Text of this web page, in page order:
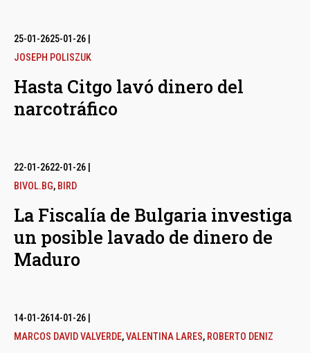
25-01-2625-01-26
JOSEPH POLISZUK
Hasta Citgo lavó dinero del
narcotráfico
22-01-2622-01-26
BIVOL.BG, BIRD
La Fiscalía de Bulgaria investiga
un posible lavado de dinero de
Maduro
14-01-2614-01-26
MARCOS DAVID VALVERDE,VALENTINA LARES, ROBERTO DENIZ